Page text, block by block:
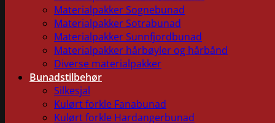
Materialpakker Sognebunad
Materialpakker Sotrabunad
Materialpakker Sunnfjordbunad
Materialpakker hårbøyler og hårbånd
Diverse materialpakker
Bunadstilbehør
Silkesjal
Kulørt forkle Fanabunad
Kulørt forkle Hardangerbunad